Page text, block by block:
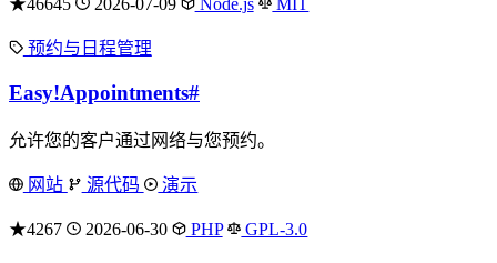
★46645 2026-07-09 Node.js MIT
预约与日程管理
Easy!Appointments#
允许您的客户通过网络与您预约。
网站 源代码 演示
★4267 2026-06-30 PHP GPL-3.0